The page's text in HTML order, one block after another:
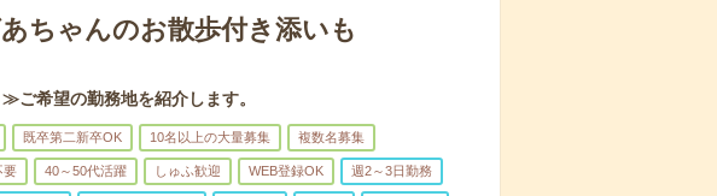
ちゃんのお散歩付き添いも
希望の勤務地を紹介します。
既卒第二新卒OK 10名以上の大量募集 複数名募集
要 40～50代活躍 しゅふ歓迎 WEB登録OK 週2～3日勤務